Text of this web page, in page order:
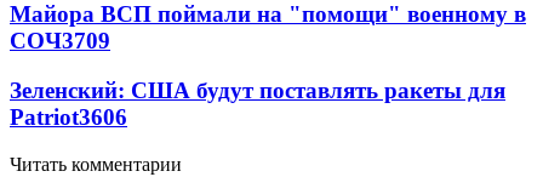
Майора ВСП поймали на "помощи" военному в
СОЧ3709
Зеленский: США будут поставлять ракеты для
Patriot3606
Читать комментарии